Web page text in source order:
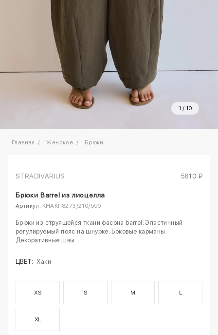
1 / 10
Главная Женское Брюки
STRADIVARIUS 5810 ₽
Брюки Barrel из лиоцелла
Артикул: KHAKI|8273/210/550
Брюки из струящейся ткани фасона barrel. Эластичный
регулируемый пояс на шнурке. Боковые карманы.
Декоративные швы.
ЦВЕТ: Хаки
XS S M L
XL